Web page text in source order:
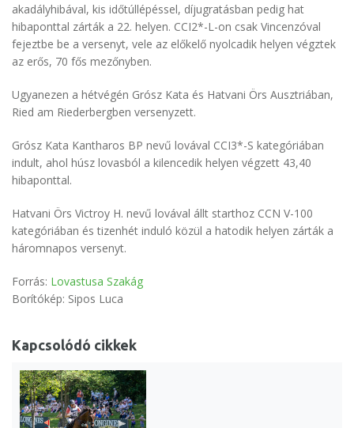
akadályhibával, kis időtúllépéssel, díjugratásban pedig hat
hibaponttal zárták a 22. helyen. CCI2*-L-on csak Vincenzóval
fejeztbe be a versenyt, vele az előkelő nyolcadik helyen végztek
az erős, 70 fős mezőnyben.
Ugyanezen a hétvégén Grósz Kata és Hatvani Örs Ausztriában,
Ried am Riederbergben versenyzett.
Grósz Kata Kantharos BP nevű lovával CCI3*-S kategóriában
indult, ahol húsz lovasból a kilencedik helyen végzett 43,40
hibaponttal.
Hatvani Örs Victroy H. nevű lovával állt starthoz CCN V-100
kategóriában és tizenhét induló közül a hatodik helyen zárták a
háromnapos versenyt.
Forrás: Lovastusa Szakág
Borítókép: Sipos Luca
Kapcsolódó cikkek